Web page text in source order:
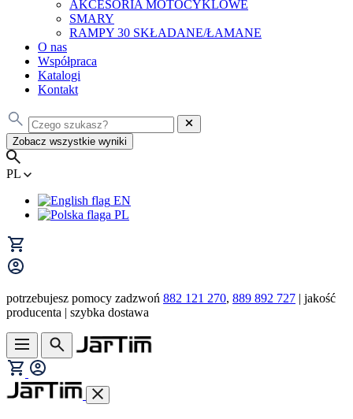
AKCESORIA MOTOCYKLOWE
SMARY
RAMPY 30 SKŁADANE/ŁAMANE
O nas
Współpraca
Katalogi
Kontakt
Zobacz wszystkie wyniki
PL
EN
PL
potrzebujesz pomocy zadzwoń 882 121 270, 889 892 727 | jakość
producenta | szybka dostawa